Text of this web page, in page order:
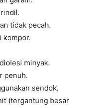
tidak pecah.
kompor.
minyak.
penuh.
sendok.
(tergantung besar